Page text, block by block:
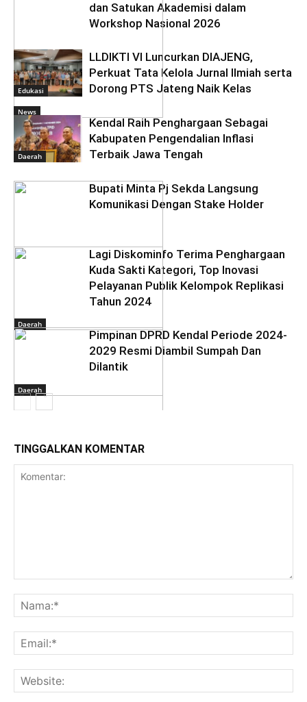
News
dan Satukan Akademisi dalam
Workshop Nasional 2026
Edukasi
LLDIKTI VI Luncurkan DIAJENG,
Perkuat Tata Kelola Jurnal Ilmiah serta
Dorong PTS Jateng Naik Kelas
Daerah
Kendal Raih Penghargaan Sebagai
Kabupaten Pengendalian Inflasi
Terbaik Jawa Tengah
Daerah
Bupati Minta Pj Sekda Langsung
Komunikasi Dengan Stake Holder
Daerah
Lagi Diskominfo Terima Penghargaan
Kuda Sakti Kategori, Top Inovasi
Pelayanan Publik Kelompok Replikasi
Tahun 2024
Daerah
Pimpinan DPRD Kendal Periode 2024-
2029 Resmi Diambil Sumpah Dan
Dilantik
TINGGALKAN KOMENTAR